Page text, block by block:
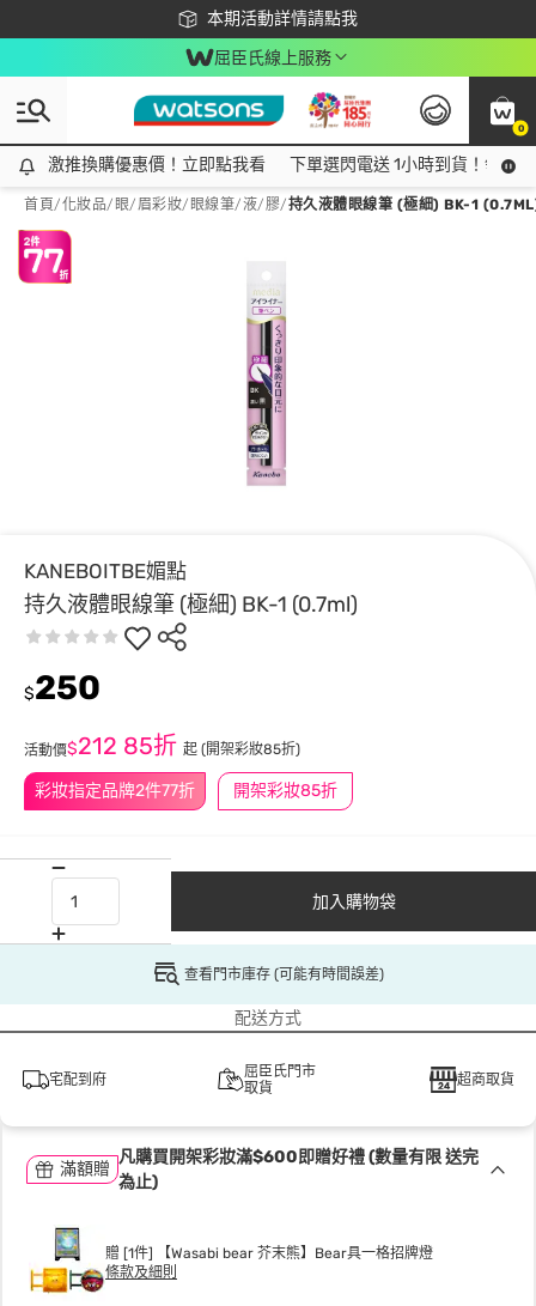
本期活動詳情請點我
下載app最高回饋$350
屈臣氏線上服務
0
激推換購優惠價！立即點我看
激推換購優惠價！立即點我看 下單選閃電送 1小時到貨！領神
首頁/化妝品/ 眼/眉彩妝/ 眼線筆/液/膠/持久液體眼線筆 (極細) BK-1
KANEBOITBE媚點
持久液體眼線筆 (極細) BK-1 (0.7ml)
彩妝指定品牌2件77折 開架彩妝85折
$250
活動價$212 85折 起 (開架彩妝85折)
加入購物袋
查看門市庫存 (可能有時間誤差)
配送方式
宅配到府
屈臣氏門市
取貨
超商取貨
滿額贈
凡購買開架彩妝滿$600即贈好禮 (數量有限 送完
為止)
贈 [1件] 【Wasabi bear 芥末熊】Bear具一格招牌燈
條款及細則